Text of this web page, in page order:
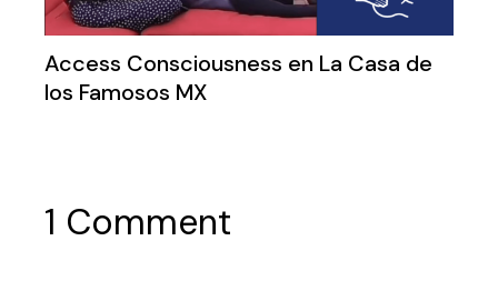
Access Consciousness en La Casa de
los Famosos MX
1 Comment